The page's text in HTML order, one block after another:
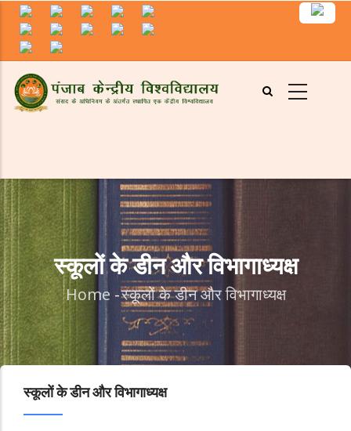
Skip
main
स्कूलों के डीन और विभागाध्यक्ष
Breadcrumb
Home -स्कूलों के डीन और विभागाध्यक्ष
स्कूलों के डीन और विभागाध्यक्ष